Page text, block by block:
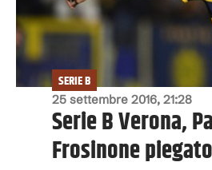
25 settembre 2016, 21:28
SERIE B
Serie B Verona,
Frosinone